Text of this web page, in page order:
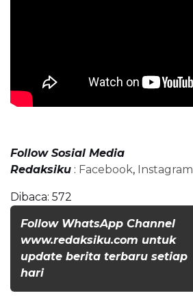
Follow Sosial Media
Redaksiku : Facebook, Instagram
Dibaca: 572
Follow WhatsApp Channel
www.redaksiku.com untuk
update berita terbaru setiap
hari